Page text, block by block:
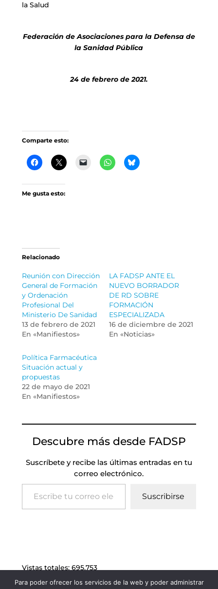
la Salud
Federación de Asociaciones para la Defensa de
la Sanidad Pública
24 de febrero de 2021.
Comparte esto:
Me gusta esto:
Relacionado
Reunión con Dirección
General de Formación
y Ordenación
Profesional Del
Ministerio De Sanidad
13 de febrero de 2021
En «Manifiestos»
LA FADSP ANTE EL
NUEVO BORRADOR
DE RD SOBRE
FORMACIÓN
ESPECIALIZADA
16 de diciembre de 2021
En «Noticias»
Política Farmacéutica
Situación actual y
propuestas
22 de mayo de 2021
En «Manifiestos»
Descubre más desde FADSP
Suscríbete y recibe las últimas entradas en tu
correo electrónico.
Escribe tu correo electrónico…
Suscribirse
Vistas totales: 695.753
Para poder ofrecer los servicios de la web y poder administrar